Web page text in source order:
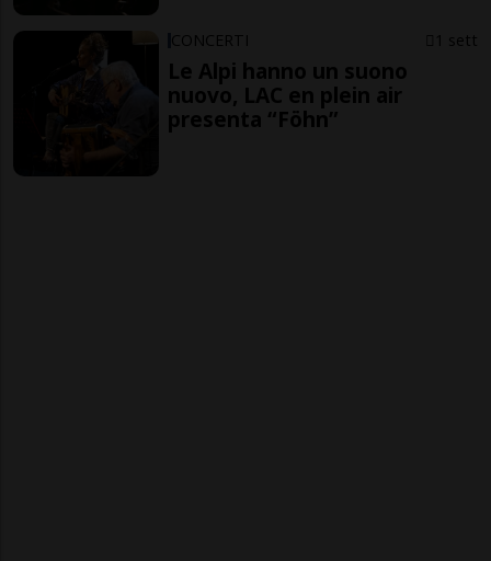
CONCERTI 1 sett
Le Alpi hanno un suono
nuovo, LAC en plein air
presenta “Föhn”